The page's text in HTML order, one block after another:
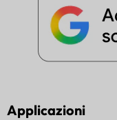
Applicazioni